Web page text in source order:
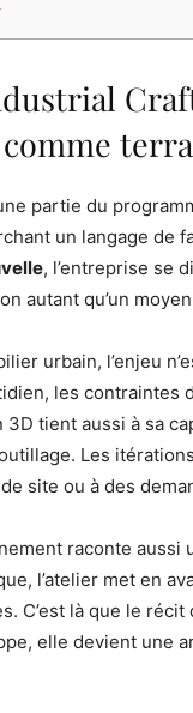
partie du
un langage de
, l’entreprise se
autant qu’un
urbain, l’enjeu
les contraintes
3D tient aussi à sa
Les
site ou à des
raconte aussi
l’atelier met en
C’est là que le
elle devient une